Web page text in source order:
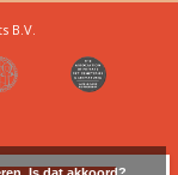
B.V.